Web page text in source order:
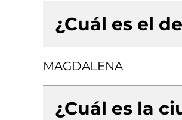
¿Cuál es el
MAGDALENA
¿Cuál es la